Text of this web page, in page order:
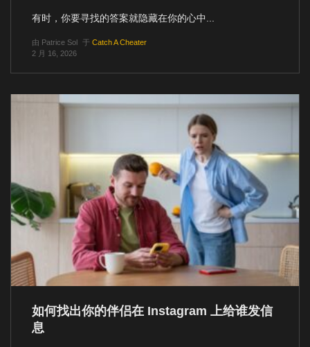
有时，你要寻找的答案就隐藏在你的心中...
由 Patrice Sol 于 Catch A Cheater
2 月 16, 2026
如何找出你的伴侣在 Instagram 上给谁发信
息